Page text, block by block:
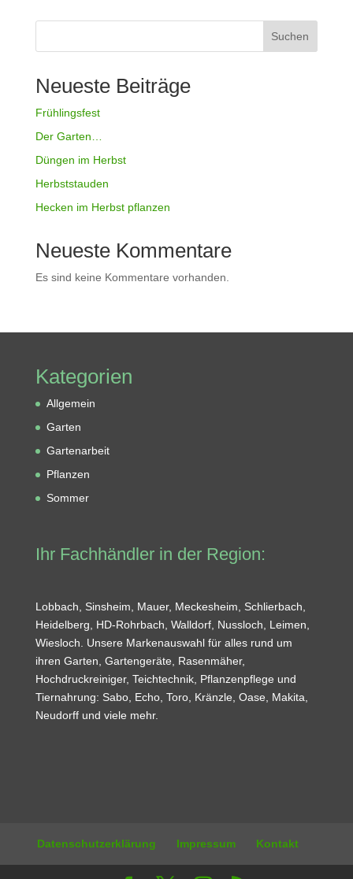
Suchen
Neueste Beiträge
Frühlingsfest
Der Garten…
Düngen im Herbst
Herbststauden
Hecken im Herbst pflanzen
Neueste Kommentare
Es sind keine Kommentare vorhanden.
Kategorien
Allgemein
Garten
Gartenarbeit
Pflanzen
Sommer
Ihr Fachhändler in der Region:
Lobbach, Sinsheim, Mauer, Meckesheim, Schlierbach,
Heidelberg, HD-Rohrbach, Walldorf, Nussloch, Leimen,
Wiesloch. Unsere Markenauswahl für alles rund um
ihren Garten, Gartengeräte, Rasenmäher,
Hochdruckreiniger, Teichtechnik, Pflanzenpflege und
Tiernahrung: Sabo, Echo, Toro, Kränzle, Oase, Makita,
Neudorff und viele mehr.
Datenschutzerklärung Impressum Kontakt